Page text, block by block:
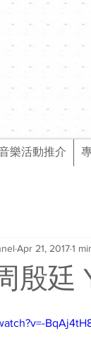
樂活動推介
殷廷
Apr 21, 20171